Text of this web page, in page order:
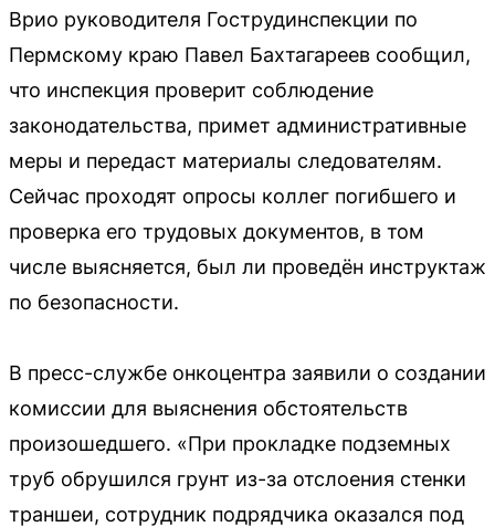
Врио руководителя Гострудинспекции по
Пермскому краю Павел Бахтагареев сообщил,
что инспекция проверит соблюдение
законодательства, примет административные
меры и передаст материалы следователям.
Сейчас проходят опросы коллег погибшего и
проверка его трудовых документов, в том
числе выясняется, был ли проведён инструктаж
по безопасности.
В пресс-службе онкоцентра заявили о создании
комиссии для выяснения обстоятельств
произошедшего. «При прокладке подземных
труб обрушился грунт из-за отслоения стенки
траншеи, сотрудник подрядчика оказался под